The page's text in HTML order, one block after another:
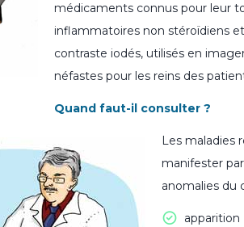
médicaments connus pour leur
inflammatoires non stéroïdiens
contraste iodés, utilisés en
néfastes pour les reins des
Quand faut-il consulter ?
Les maladies
manifester
anomalies du
apparition